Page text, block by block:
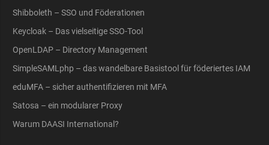
Shibboleth – SSO und Föderationen
Keycloak – Das vielseitige SSO-Tool
OpenLDAP – Directory Management
SimpleSAMLphp – das wandelbare Basistool für föderiertes IAM
eduMFA – sicher authentifizieren mit MFA
Satosa – ein modularer Proxy
Warum DAASI International?